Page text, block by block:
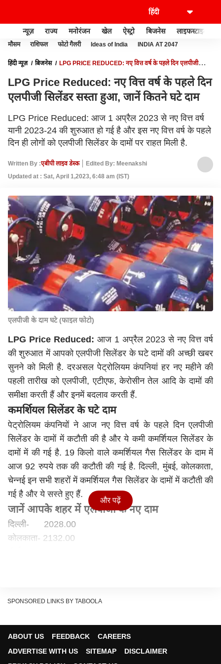
न्यूज़ राज्य मनोरंजन खेल ऐस्ट्रो बिजनेस लाइफस्टाइल
मौसम राशिफल फोटो गैलरी Ideas of India INDIA AT 2047
हिंदी न्यूज़ बिजनेस
LPG PRICE REDUCED: नए वित्त वर्ष के पहले दिन एलपीजी
LPG Price Reduced: नए वित्त वर्ष के पहले दिन
एलपीजी सिलेंडर सस्ता हुआ, जानें कितने घटे दाम
LPG Price Reduced: आज 1 अप्रैल 2023 से नए वित्त वर्ष
यानी 2023-24 की शुरुआत हो गई है और इस नए वित्त वर्ष के पहले
दिन ही लोगों को एलपीजी सिलेंडर के दामों पर राहत मिली है.
Written By :एबीपी लाइव डेस्क
Edited By: Meenakshi
Updated at : Sat, April 1,2023, 6:48 am (IST)
एलपीजी के दाम घटे (फाइल फोटो)
LPG Price Reduced: आज 1 अप्रैल 2023 से नए वित्त वर्ष
की शुरुआत में आपको एलपीजी सिलेंडर के घटे दामों की अच्छी खबर
सुनने को मिली है. दरअसल पेट्रोलियम कंपनियां हर नए महीने की
पहली तारीख को एलपीजी, एटीएफ, केरोसीन तेल आदि के दामों की
समीक्षा करती हैं और इनमें बदलाव करती हैं.
कमर्शियल सिलेंडर के घटे दाम
पेट्रोलियम कंपनियों ने आज नए वित्त वर्ष के पहले दिन एलपीजी
सिलेंडर के दामों में कटौती की है और ये कमी कमर्शियल सिलेंडर के
दामों में की गई है. 19 किलो वाले कमर्शियल गैस सिलेंडर के दाम में
आज 92 रुपये तक की कटौती की गई है. दिल्ली, मुंबई, कोलकाता,
चेन्नई इन सभी शहरों में कमर्शियल गैस सिलेंडर के दामों में कटौती की
गई है और ये सस्ते हुए हैं.
जानें आपके शहर में एलपीजी के नए दाम
दिल्ली- 2028.00
कोलकाता- 2132.00
मुंबई 2071.50
चेन्नई 2268.00
घरेलू गैस सिलेंडर के दाम में नहीं हुआ बदलाव
और पढ़ें
SPONSORED LINKS BY TABOOLA
ABOUT US FEEDBACK
CAREERS
ADVERTISE WITH US
SITEMAP
DISCLAIMER